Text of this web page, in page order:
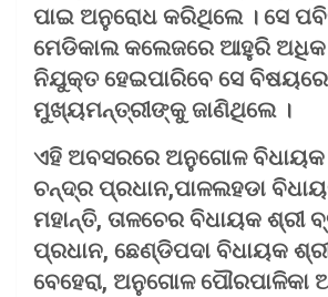
ପାଇ ଅନୁରୋଧ କରିଥିଲେ । ସେ
ମେଡିକାଲ କଲେଜରେ ଆହୁରି
ନିଯୁକ୍ତ ହେଇପାରିବେ ସେ ବିଷୟରେ
ମୁଖ୍ୟମନ୍ତ୍ରୀଙ୍କୁ ଜାଣିଥିଲେ ।
ଏହି ଅବସରରେ ଅନୁଗୋଳ ବିଧାୟକ
ଚନ୍ଦ୍ର ପ୍ରଧାନ,ପାଳଲହଡା
ମହାନ୍ତି, ତାଳଚେର ବିଧାୟକ ଶ୍ରୀ
ପ୍ରଧାନ, ଛେଣ୍ଡିପଦା ବିଧାୟକ
ବେହେରା, ଅନୁଗୋଳ ପୌରପାଳିକା